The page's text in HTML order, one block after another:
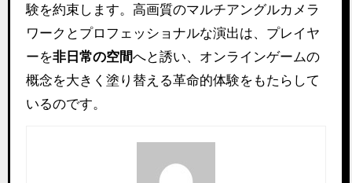
験を約束します。高画質のマルチアングルカメラ
ワークとプロフェッショナルな演出は、プレイヤ
ーを非日常の空間へと誘い、オンラインゲームの
概念を大きく塗り替える革命的体験をもたらして
いるのです。